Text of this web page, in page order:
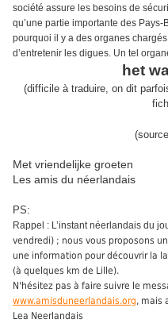
société assure les besoins de
qu’une partie importante des Pays-
pourquoi il y a des organes
d’entretenir les digues. Un tel
het
(difficile à traduire, on dit
Met vriendelijke groeten
Les amis du néerlandais
PS:
Rappel : L’instant néerlandais du
vendredi) ; nous vous proposons
une information pour découvrir la
(à quelques km de Lille).
N'hésitez pas à faire suivre le
www.amisduneerlandais.org, mais
Lea Neerlandais